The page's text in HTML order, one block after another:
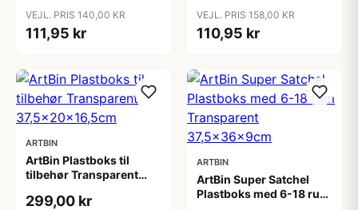
VEJL. PRIS 140,00 KR
111,95 kr
VEJL. PRIS 158,00 KR
110,95 kr
ARTBIN
ArtBin Plastboks til
tilbehør Transparent
299,00 kr
ARTBIN
ArtBin Super Satchel
Plastboks med 6-18 rum